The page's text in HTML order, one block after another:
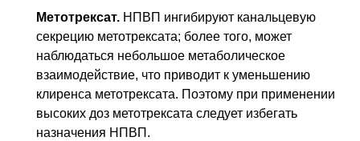
Метотрексат. НПВП ингибируют канальцевую
секрецию метотрексата; более того, может
наблюдаться небольшое метаболическое
взаимодействие, что приводит к уменьшению
клиренса метотрексата. Поэтому при применении
высоких доз метотрексата следует избегать
назначения НПВП .